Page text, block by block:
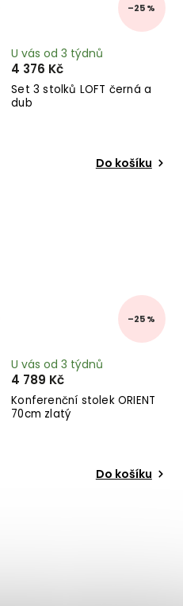
–25 %
Set 3 stolků LOFT černá a
dub
U vás od 3 týdnů
4 376 Kč
Do košíku
–25 %
Konferenční stolek ORIENT
70cm zlatý
U vás od 3 týdnů
4 789 Kč
Do košíku